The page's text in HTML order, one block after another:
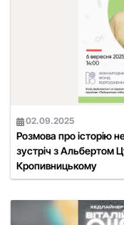
02.09.2025
Розмова про історію
зустріч з Альбертом
Кропивницькому